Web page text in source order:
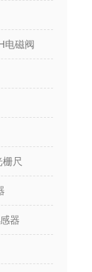
电磁阀
尺
器